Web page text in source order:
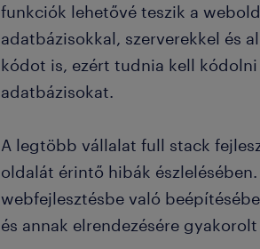
funkciók lehetővé teszik a
adatbázisokkal, szerverekkel és
kódot is, ezért tudnia kell
adatbázisokat.
A legtöbb vállalat full stack
oldalát érintő hibák
webfejlesztésbe való
és annak elrendezésére